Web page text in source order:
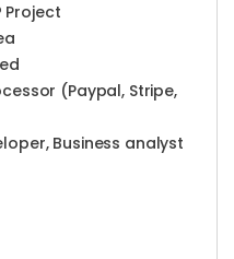
Project
(Paypal, Stripe,
Business analyst